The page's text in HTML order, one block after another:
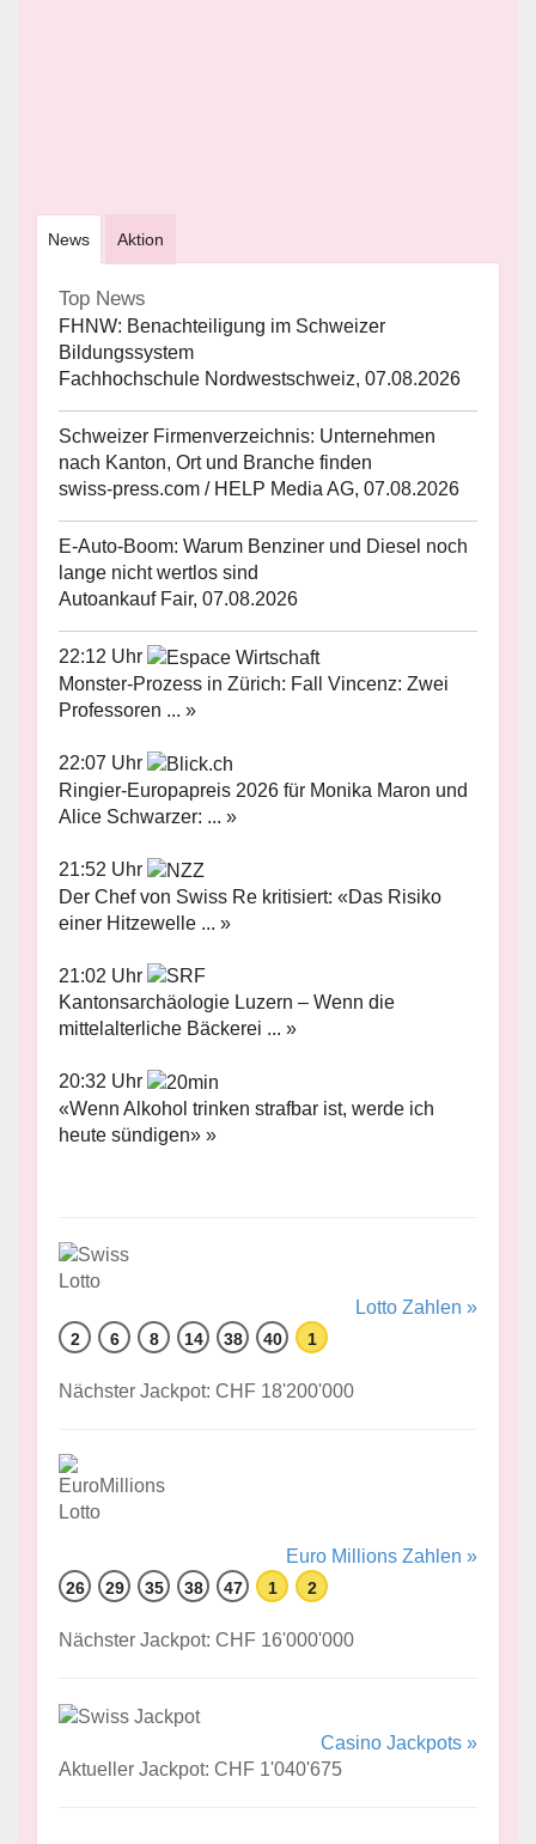
News Aktion
Top News
FHNW: Benachteiligung im Schweizer
Bildungssystem
Fachhochschule Nordwestschweiz, 07.08.2026
Schweizer Firmenverzeichnis: Unternehmen
nach Kanton, Ort und Branche finden
swiss-press.com / HELP Media AG, 07.08.2026
E-Auto-Boom: Warum Benziner und Diesel noch
lange nicht wertlos sind
Autoankauf Fair, 07.08.2026
22:12 Uhr
Monster-Prozess in Zürich: Fall Vincenz: Zwei
Professoren ... »
22:07 Uhr
Ringier-Europapreis 2026 für Monika Maron und
Alice Schwarzer: ... »
21:52 Uhr
Der Chef von Swiss Re kritisiert: «Das Risiko
einer Hitzewelle ... »
21:02 Uhr
Kantonsarchäologie Luzern – Wenn die
mittelalterliche Bäckerei ... »
20:32 Uhr
«Wenn Alkohol trinken strafbar ist, werde ich
heute sündigen» »
Lotto Zahlen »
2 6 8 14 38 40 1
Nächster Jackpot: CHF 18'200'000
Euro Millions Zahlen »
26 29 35 38 47 1 2
Nächster Jackpot: CHF 16'000'000
Casino Jackpots »
Aktueller Jackpot: CHF 1'040'675